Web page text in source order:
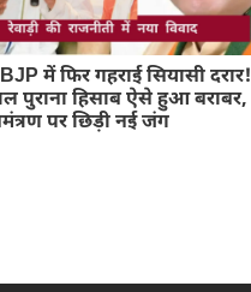
में फिर गहराई सियासी दरार!
पुराना हिसाब ऐसे हुआ बराबर,
पर छिड़ी नई जंग